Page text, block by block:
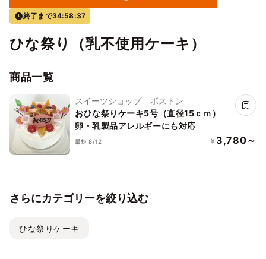
終了まで34:58:37
ひな祭り（乳不使用ケーキ）
商品一覧
スイーツショップ ボストン
おひな祭りケーキ5号（直径15ｃｍ）
卵・乳製品アレルギーにも対応
最短 8/12 ¥ 3,780～
さらにカテゴリーを絞り込む
ひな祭りケーキ